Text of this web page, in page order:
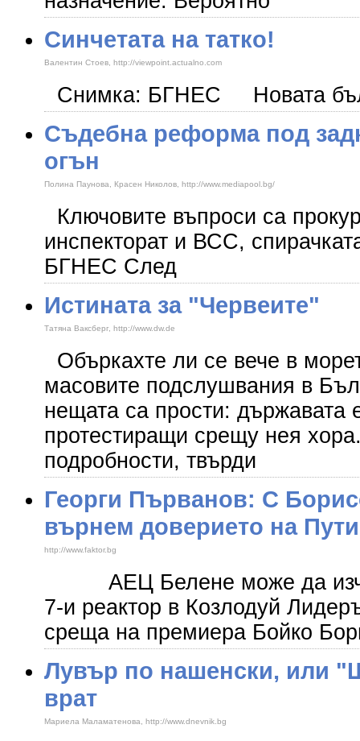
Синчетата на татко!
Валентин Стоев, http://viewpoint.actualno.com
Снимка: БГНЕС Новата
Съдебна реформа под
огън
Полина Паунова, Красен Николов, http://www.mediapool.bg/
Ключовите въпроси са
инспекторат и ВСС,
БГНЕС След
Истината за "Червеите"
Татяна Ваксберг, http://www.dw.de
Объркахте ли се вече в
масовите подслушвания в
нещата са прости: държавата
протестиращи срещу нея
подробности, твърди
​Георги Първанов: С
върнем доверието на
http://www.faktor.bg
АЕЦ Белене може да
7-и реактор в Козлодуй
среща на премиера Бойко
Лувър по нашенски, или
врат
Mариела Маламатенова, http://www.dnevnik.bg